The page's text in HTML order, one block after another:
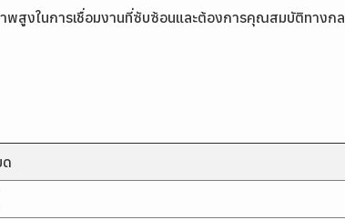
พสูงในการเชื่อมงานที่ซับซ้อนและต้องการคุณสมบัติทางก
ด